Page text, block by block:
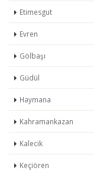
Etimesgut
Evren
Gölbaşı
Güdül
Haymana
Kahramankazan
Kalecik
Keçiören